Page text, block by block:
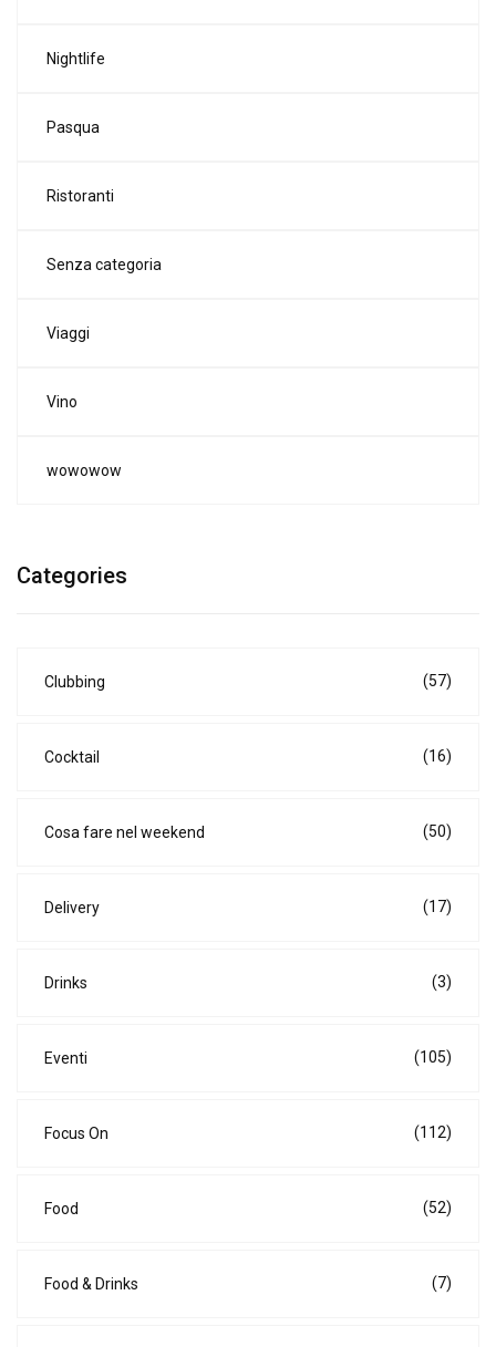
Nightlife
Pasqua
Ristoranti
Senza categoria
Viaggi
Vino
wowowow
Categories
Clubbing (57)
Cocktail (16)
Cosa fare nel weekend (50)
Delivery (17)
Drinks (3)
Eventi (105)
Focus On (112)
Food (52)
Food & Drinks (7)